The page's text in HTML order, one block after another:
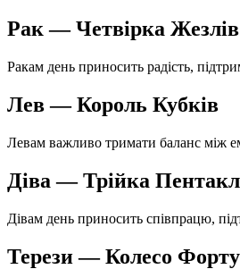
Рак — Четвірка Жезлів
Ракам день приносить радість,
Лев — Король Кубків
Левам важливо тримати баланс між
Діва — Трійка
Дівам день приносить співпрацю,
Терези — Колесо